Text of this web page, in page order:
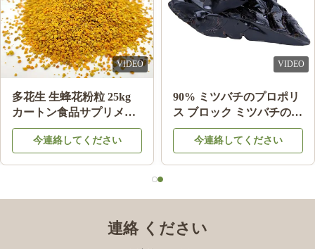
J Joe Ellis
Mar 24.2023 VIDEO
多花生 生蜂花粉粒 25kg
カートン食品サプリメン
ト
今連絡してください
VIDEO
90% ミツバチのプロポリ
ス ブロック ミツバチの製
品 ミツバチの星から健康
のために
今連絡してください
連絡 ください